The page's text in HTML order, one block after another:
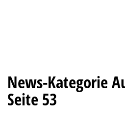
News-Kategorie
Seite 53